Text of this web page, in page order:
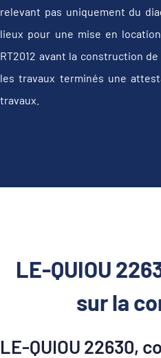
relevant pas uniquement du
lieux pour une mise en
RT2012 avant la construction
les travaux terminés une
travaux.
LE-QUIOU
sur la
LE-QUIOU 22630,